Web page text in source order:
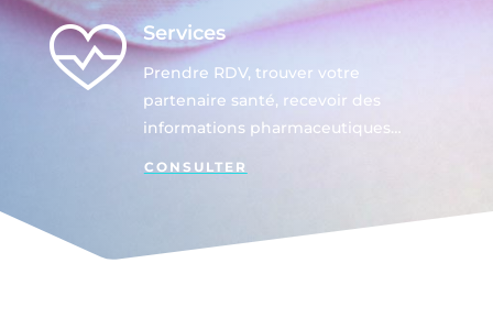
Services
Prendre RDV, trouver votre
partenaire santé, recevoir des
informations pharmaceutiques…
CONSULTER